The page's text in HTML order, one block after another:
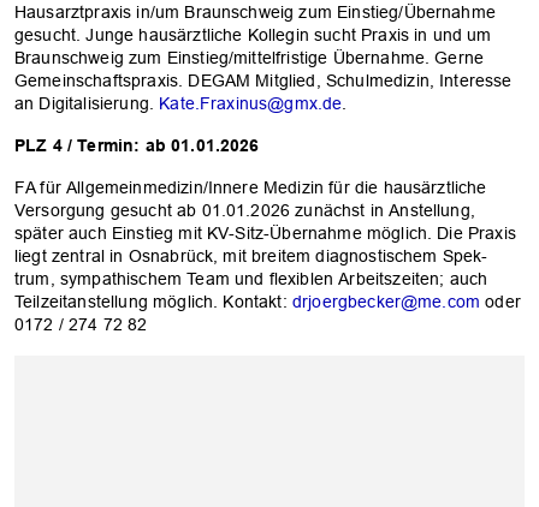
Hausarztpraxis in/um Braunschweig zum Einstieg/Übernahme
gesucht. Junge hausärztliche Kollegin sucht Praxis in und um
Braunschweig zum Einstieg/mittelfristige Übernahme. Gerne
Gemeinschaftspraxis. DEGAM Mitglied, Schulmedizin, Interesse
an Digitalisierung. Kate.Fraxinus@gmx.de
PLZ 4 / Termin: ab 01.01.2026
FA für Allgemeinmedizin/Innere Medizin für die hausärztliche
Versorgung gesucht ab 01.01.2026 zunächst in Anstellung,
später auch Einstieg mit KV-Sitz-Übernahme möglich. Die Praxis
liegt zentral in Osnabrück, mit breitem diagnostischem Spek-
trum, sympathischem Team und flexiblen Arbeitszeiten; auch
Teilzeitanstellung möglich. Kontakt: drjoergbecker@me.com oder
0172 / 274 72 82